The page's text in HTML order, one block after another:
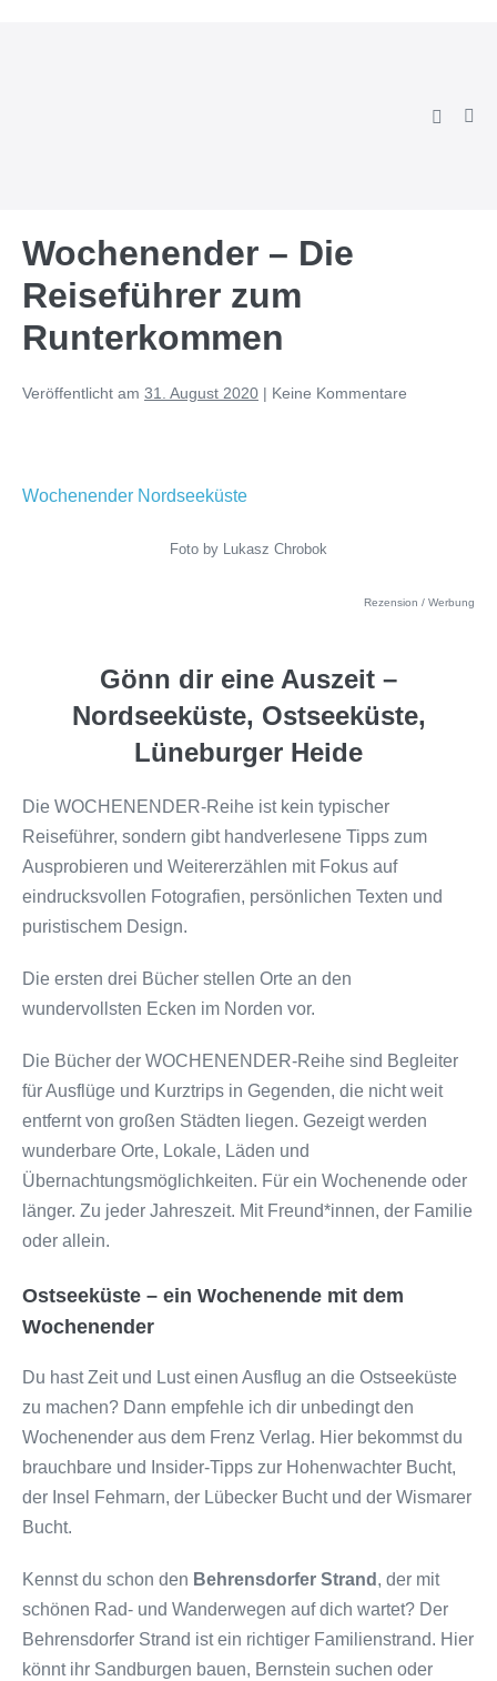
Suche-
Wochenender – Die
Reiseführer zum
Runterkommen
Veröffentlicht am 31. August 2020 | Keine Kommentare
Wochenender Nordseeküste
Foto by Lukasz Chrobok
Rezension / Werbung
Gönn dir eine Auszeit –
Nordseeküste, Ostseeküste,
Lüneburger Heide
Die WOCHENENDER-Reihe ist kein typischer
Reiseführer, sondern gibt handverlesene Tipps zum
Ausprobieren und Weitererzählen mit Fokus auf
eindrucksvollen Fotografien, persönlichen Texten und
puristischem Design.
Die ersten drei Bücher stellen Orte an den
wundervollsten Ecken im Norden vor.
Die Bücher der WOCHENENDER-Reihe sind Begleiter
für Ausflüge und Kurztrips in Gegenden, die nicht weit
entfernt von großen Städten liegen. Gezeigt werden
wunderbare Orte, Lokale, Läden und
Übernachtungsmöglichkeiten. Für ein Wochenende oder
länger. Zu jeder Jahreszeit. Mit Freund*innen, der Familie
oder allein.
Ostseeküste – ein Wochenende mit dem
Wochenender
Du hast Zeit und Lust einen Ausflug an die Ostseeküste
zu machen? Dann empfehle ich dir unbedingt den
Wochenender aus dem Frenz Verlag. Hier bekommst du
brauchbare und Insider-Tipps zur Hohenwachter Bucht,
der Insel Fehmarn, der Lübecker Bucht und der Wismarer
Bucht.
Kennst du schon den Behrensdorfer Strand , der mit
schönen Rad- und Wanderwegen auf dich wartet? Der
Behrensdorfer Strand ist ein richtiger Familienstrand. Hier
könnt ihr Sandburgen bauen, Bernstein suchen oder